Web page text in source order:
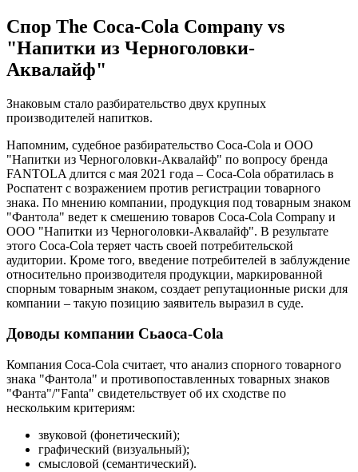
Спор The Coca-Cola Company vs
"Напитки из Черноголовки-
Аквалайф"
Знаковым стало разбирательство двух крупных
производителей напитков.
Напомним, судебное разбирательство Coca-Cola и ООО
"Напитки из Черноголовки-Аквалайф" по вопросу бренда
FANTOLA длится с мая 2021 года – Coca-Cola обратилась в
Роспатент с возражением против регистрации товарного
знака. По мнению компании, продукция под товарным знаком
"Фантола" ведет к смешению товаров Coca-Cola Company и
ООО "Напитки из Черноголовки-Аквалайф". В результате
этого Coca-Cola теряет часть своей потребительской
аудитории. Кроме того, введение потребителей в заблуждение
относительно производителя продукции, маркированной
спорным товарным знаком, создает репутационные риски для
компании – такую позицию заявитель выразил в суде.
Доводы компании Cьаoca-Cola
Компания Coca-Cola считает, что анализ спорного товарного
знака "Фантола" и противопоставленных товарных знаков
"Фанта"/"Fanta" свидетельствует об их сходстве по
нескольким критериям:
звуковой (фонетический);
графический (визуальный);
смысловой (семантический).